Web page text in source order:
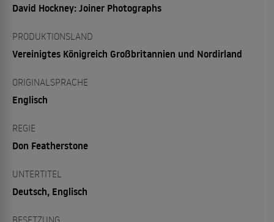
David Hockney: Joiner Photographs
PRODUKTIONSLAND
Vereinigtes Königreich Großbritannien und Nordirland
ORIGINALSPRACHE
Englisch
REGIE
Don Featherstone
UNTERTITEL
Deutsch, Englisch
BESETZUNG